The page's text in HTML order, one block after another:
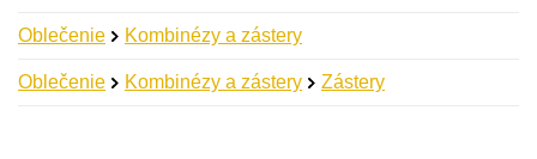
Oblečenie Kombinézy a zástery
Oblečenie Kombinézy a zástery Zástery